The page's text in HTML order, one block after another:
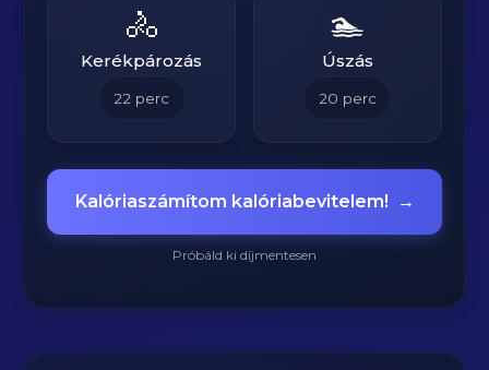
🚴
Kerékpározás
22 perc
🏊
Úszás
20 perc
Kalóriaszámítom kalóriabevitelem! →
Próbáld ki díjmentesen